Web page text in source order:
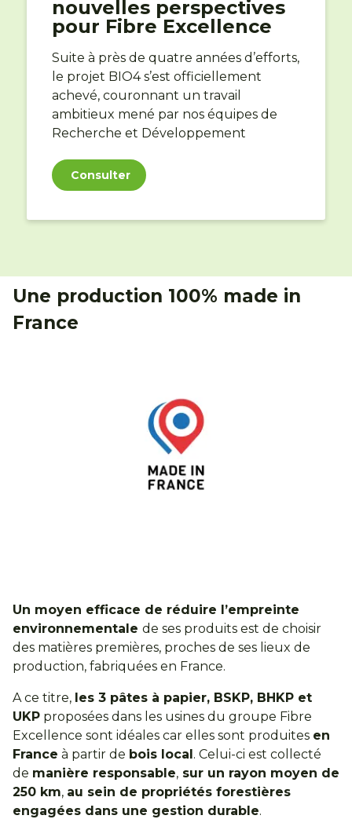
nouvelles perspectives
pour Fibre Excellence
Suite à près de quatre années d’efforts,
le projet BIO4 s’est officiellement
achevé, couronnant un travail
ambitieux mené par nos équipes de
Recherche et Développement
Consulter
Une production 100% made in
France
Un moyen efficace de réduire l’empreinte
environnementale de ses produits est de choisir
des matières premières, proches de ses lieux de
production, fabriquées en France.
A ce titre, les 3 pâtes à papier, BSKP, BHKP et
UKP proposées dans les usines du groupe Fibre
Excellence sont idéales car elles sont produites en
France à partir de bois local. Celui-ci est collecté
de manière responsable, sur un rayon moyen de
250 km, au sein de propriétés forestières
engagées dans une gestion durable.